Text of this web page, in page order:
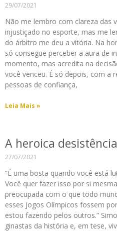
29/07/2021
Não me lembro com clareza das
injustiçado no esporte, mas me
do árbitro me deu a vitória. Na
só consegue perceber a aura de
momento, mas acredita na
você venceu. É só depois, com a
pessoas de confiança,
Leia Mais »
A heroica
27/07/2021
“É uma bosta quando você está
Você quer fazer isso por si
preocupada com o que todo
esses Jogos Olímpicos fossem
estou fazendo pelos outros.”
ginastas da história e, em tese,